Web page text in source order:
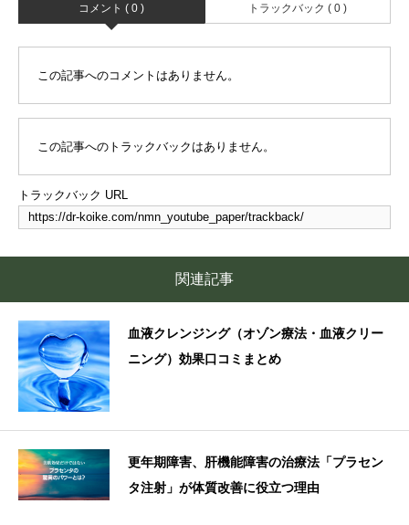
コメント ( 0 ) トラックバック ( 0 )
この記事へのコメントはありません。
この記事へのトラックバックはありません。
トラックバック URL
関連記事
血液クレンジング（オゾン療法・血液クリー
ニング）効果口コミまとめ
更年期障害、肝機能障害の治療法「プラセン
タ注射」が体質改善に役立つ理由